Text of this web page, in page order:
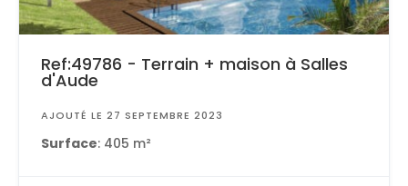
Ref:49786 - Terrain + maison à Salles
d'Aude
AJOUTÉ LE 27 SEPTEMBRE 2023
Surface: 405 m²